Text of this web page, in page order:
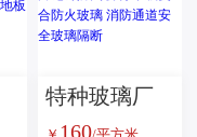
特种玻璃厂
￥ 160/平方米